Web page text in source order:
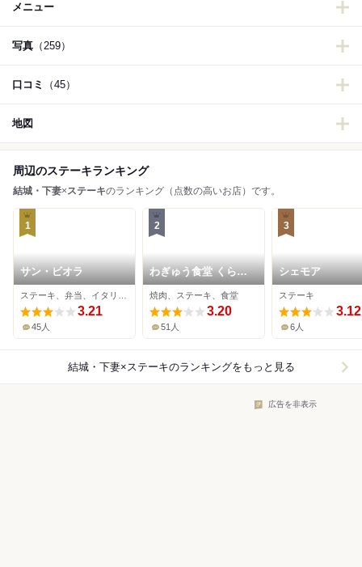
メニュー
写真 （259）
口コミ （45）
地図
周辺のステーキランキング
結城・下妻×ステーキのランキング（点数の高いお店）です。
1
サン・ビオラ
3.21
45人
2
わぎゅう食堂 くらも
ち
焼肉、ステーキ、食堂
3.20
51人
3
シェモア
ステーキ
3.12
6人
結城・下妻×ステーキのランキングをもっと見る
広告を非表示